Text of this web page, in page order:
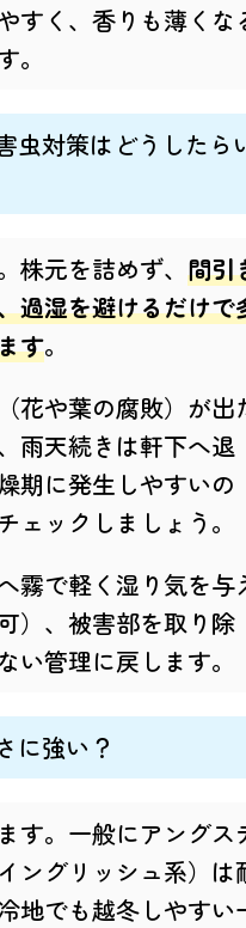
すく、香りも薄くな
。
虫対策はどうしたら
株元を詰めず、 間引
過湿を避けるだけで
す。
花や葉の腐敗）が出
雨天続きは軒下へ退
期に発生しやすいの
ェックしましょう。
霧で軽く湿り気を与
）、被害部を取り除
い管理に戻します。
に強い？
す。一般にアングス
ングリッシュ系）は
地でも越冬しやすい